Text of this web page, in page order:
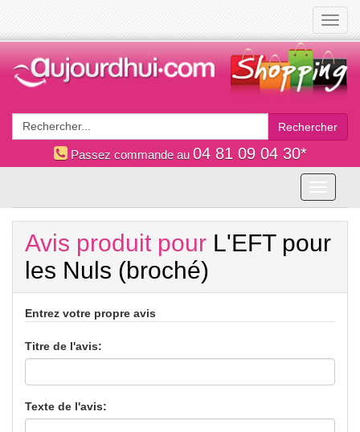
Rechercher
Passez commande au 04 81 09 04 30*
Avis produit pour L'EFT pour
les Nuls (broché)
Entrez votre propre avis
Titre de l'avis:
Texte de l'avis: